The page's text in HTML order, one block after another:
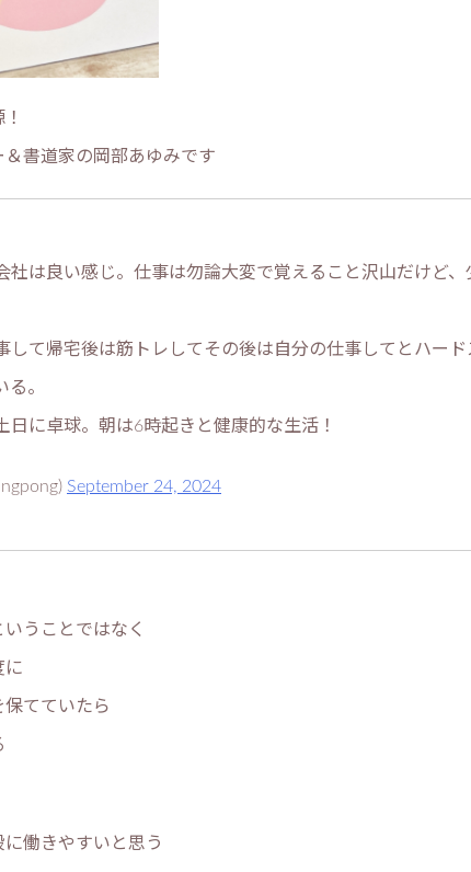
書道家の岡部あゆみです
社は良い感じ。仕事は勿論大変で覚えること沢山だけど、
して帰宅後は筋トレしてその後は自分の仕事してとハード
。
日に卓球。朝は6時起きと健康的な生活！
September 24, 2024
うことではなく
に
保てていたら
働きやすいと思う